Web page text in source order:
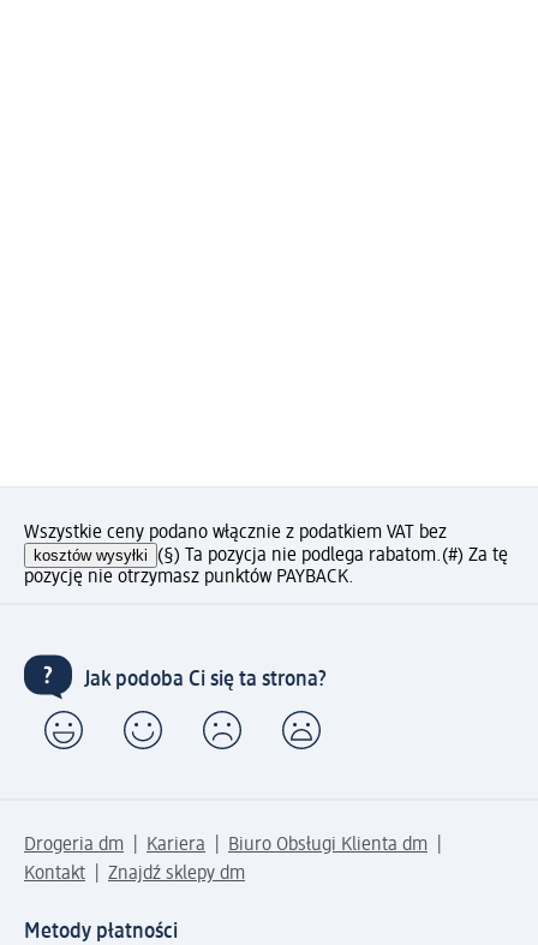
Wszystkie ceny podano włącznie z podatkiem VAT bez
kosztów wysyłki (§) Ta pozycja nie podlega rabatom.(#) Za tę
pozycję nie otrzymasz punktów PAYBACK.
Jak podoba Ci się ta strona?
Drogeria dm Kariera
Biuro Obsługi Klienta dm
Kontakt
Znajdź sklepy dm
Metody płatności